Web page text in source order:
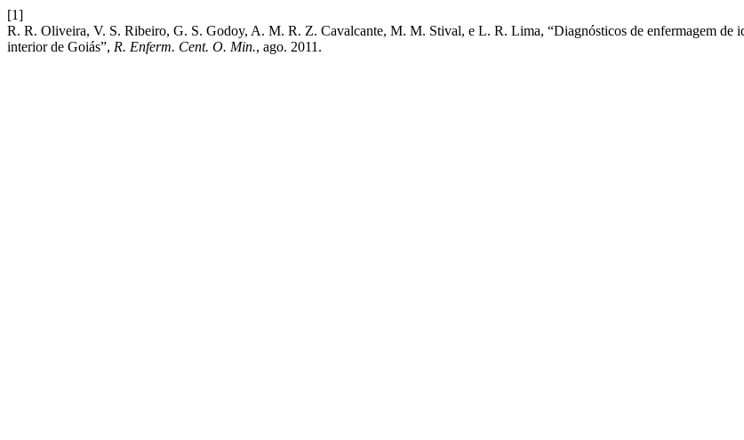
[1]
R. R. Oliveira, V. S. Ribeiro, G. S. Godoy, A. M. R. Z. Cavalcante, M. M. Stival, e L. R. Lima, “Diagnósticos de enfermagem de
interior de Goiás”, R. Enferm. Cent. O. Min., ago. 2011.